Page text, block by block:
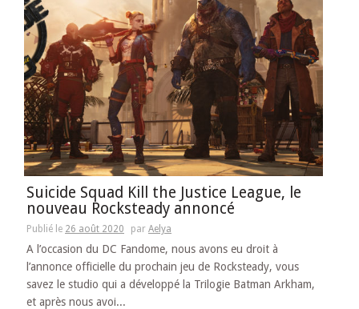
Suicide Squad Kill the Justice League, le
nouveau Rocksteady annoncé
Publié le 26 août 2020 par Aelya
A l’occasion du DC Fandome, nous avons eu droit à
l’annonce officielle du prochain jeu de Rocksteady, vous
savez le studio qui a développé la Trilogie Batman Arkham,
et après nous avoi...